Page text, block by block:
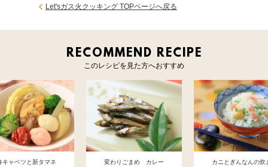
Let'sガス火クッキング TOPページへ戻る
RECOMMEND RECIPE
このレシピを見た方へおすすめ
キャベツと新タマネ
変わりごまめ カレー
カニとぎんなんの炊